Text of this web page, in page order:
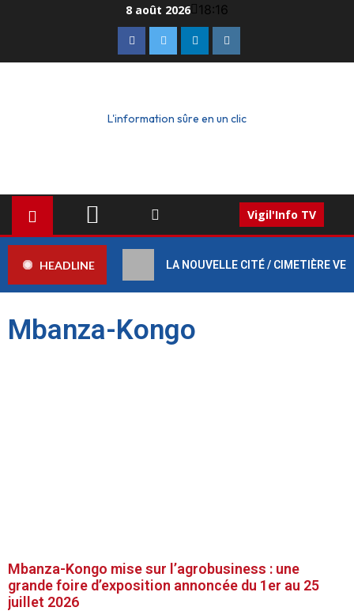
8 août 2026 18:16
L'information sûre en un clic
Vigil'Info TV
HEADLINE LA NOUVELLE CITÉ / CIMETIÈRE
Mbanza-Kongo
Mbanza-Kongo mise sur l’agrobusiness : une
grande foire d’exposition annoncée du 1er au 25
juillet 2026